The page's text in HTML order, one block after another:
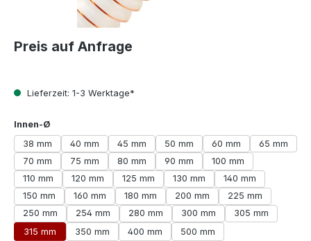
Preis auf Anfrage
Lieferzeit: 1-3 Werktage*
Innen-Ø
38 mm
40 mm 45 mm 50 mm 60 mm
65 mm
70 mm
75 mm 80 mm 90 mm
100 mm
110 mm
120 mm 125 mm 130 mm
140 mm
150 mm
160 mm 180 mm 200 mm
225 mm
250 mm
254 mm 280 mm 300 mm
305 mm
315 mm
350 mm 400 mm 500 mm